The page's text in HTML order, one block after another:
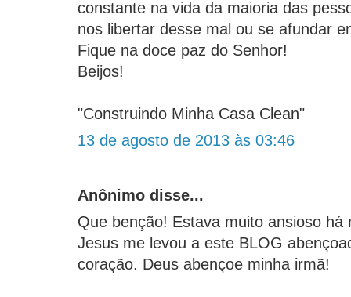
constante na vida da maioria das
nos libertar desse mal ou se afundar
Fique na doce paz do Senhor!
Beijos!
"Construindo Minha Casa Clean"
13 de agosto de 2013 às 03:46
Anônimo disse...
Que benção! Estava muito ansioso há
Jesus me levou a este BLOG
coração. Deus abençoe minha irmã!